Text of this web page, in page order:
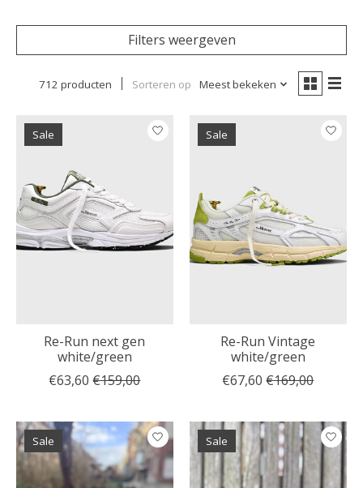
Filters weergeven
712 producten Sorteren op Meest bekeken
Sale
Re-Run next gen
white/green
€63,60 €159,00
Sale
Re-Run Vintage
white/green
€67,60 €169,00
Sale Sale